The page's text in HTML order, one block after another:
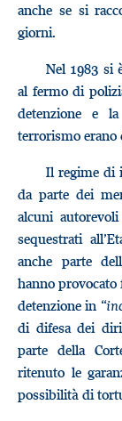
anche se si
giorni.
Nel 1983 si
al fermo di
detenzione e
terrorismo erano
Il regime di
da parte dei
alcuni
sequestrati
anche parte
hanno provocato
detenzione in “
di difesa dei
parte della
ritenuto le
possibilità di